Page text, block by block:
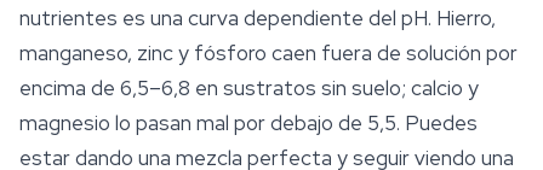
nutrientes es una curva dependiente del pH. Hierro,
manganeso, zinc y fósforo caen fuera de solución por
encima de 6,5–6,8 en sustratos sin suelo; calcio y
magnesio lo pasan mal por debajo de 5,5. Puedes
estar dando una mezcla perfecta y seguir viendo una